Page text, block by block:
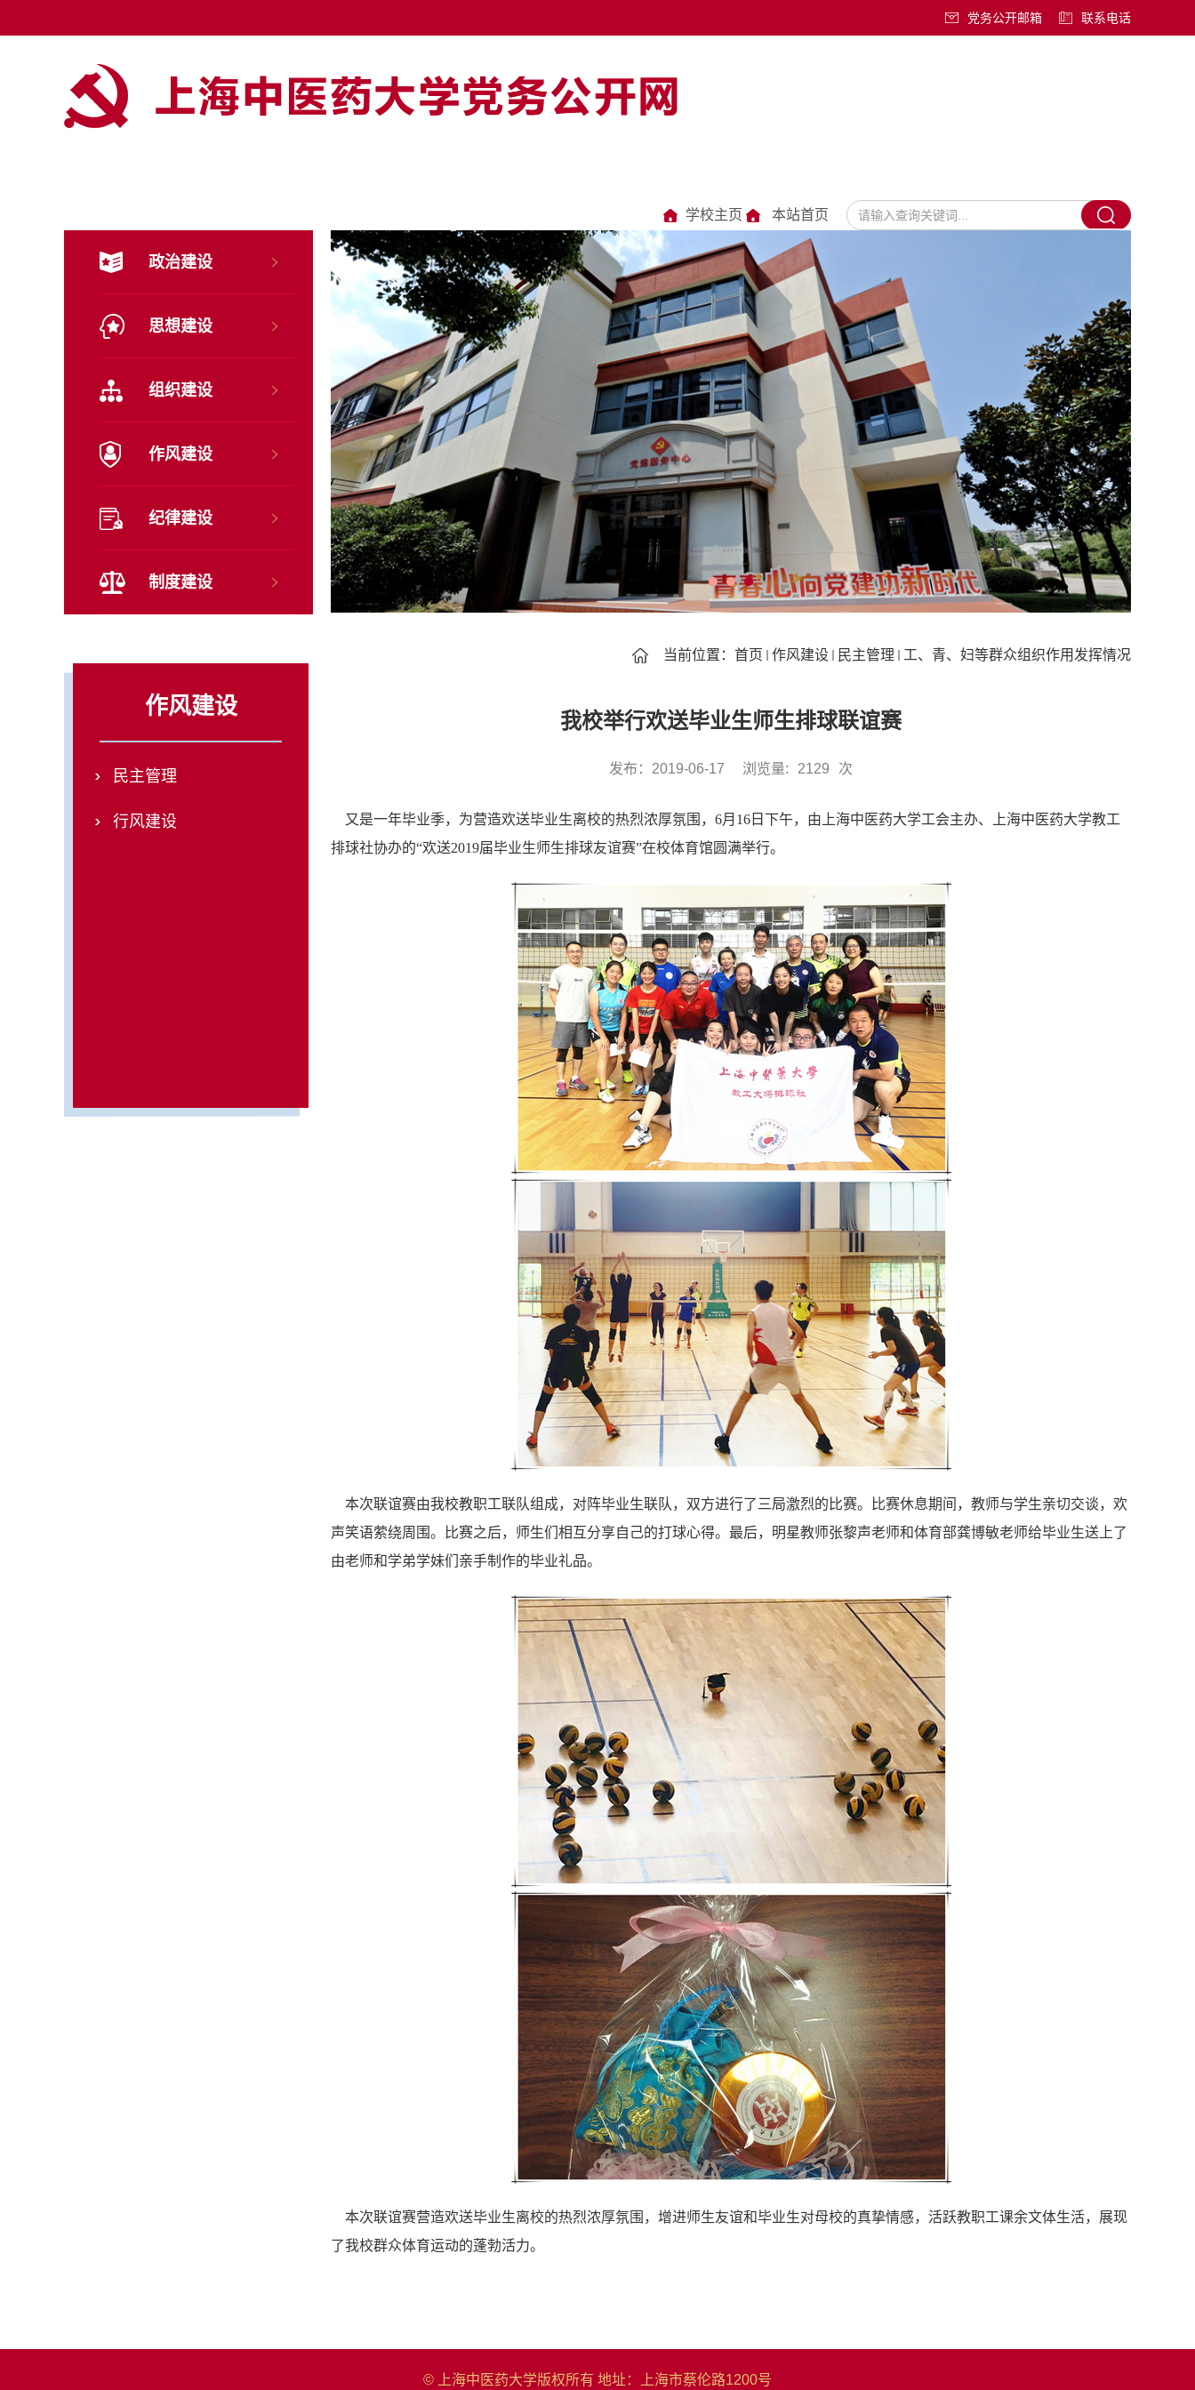
党务公开邮箱 联系电话
学校主页 本站首页
政治建设
思想建设
组织建设
作风建设
纪律建设
制度建设
作风建设
民主管理
行风建设
当前位置： 首页 作风建设 民主管理 工、青、妇等群众组织作用发挥情况
我校举行欢送毕业生师生排球联谊赛
发布：2019-06-17 浏览量: 2129 次
又是一年毕业季，为营造欢送毕业生离校的热烈浓厚氛围，6月16日下午，由上海中医药大学工会主办、上海中医药大学教工
排球社协办的“欢送2019届毕业生师生排球友谊赛”在校体育馆圆满举行。
本次联谊赛由我校教职工联队组成，对阵毕业生联队，双方进行了三局激烈的比赛。比赛休息期间，教师与学生亲切交谈，欢
声笑语萦绕周围。比赛之后，师生们相互分享自己的打球心得。最后，明星教师张黎声老师和体育部龚博敏老师给毕业生送上了
由老师和学弟学妹们亲手制作的毕业礼品。
本次联谊赛营造欢送毕业生离校的热烈浓厚氛围，增进师生友谊和毕业生对母校的真挚情感，活跃教职工课余文体生活，展现
了我校群众体育运动的蓬勃活力。
© 上海中医药大学版权所有 地址：上海市蔡伦路1200号